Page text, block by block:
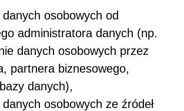
osobowych od
administratora danych (np.
danych osobowych przez
partnera biznesowego,
danych),
osobowych ze źródeł